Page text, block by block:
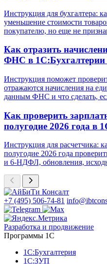
Инструкция для бухгалтера:
уменьшение стоимости
покупателю, но еще не
Как отразить
ФНС в 1С:Бухгалтерии
Инструкция поможет
отражаются начисления на
данным ФНС и что сделать,
Как проверить
полугодие 2026 года в
Инструкция для расчетчика:
полугодие 2026 года
и 6-НДФЛ, обновления,
+7 (495) 506-74-81
Разработка и продвижение
Программы 1С
1С:Бухгалтерия
1С:ЗУП